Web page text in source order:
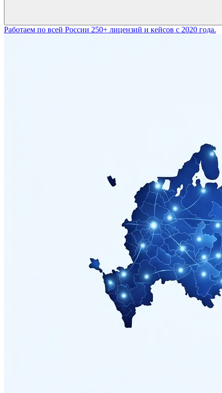
Работаем по всей России 250+ лицензий и кейсов с 2020 года.